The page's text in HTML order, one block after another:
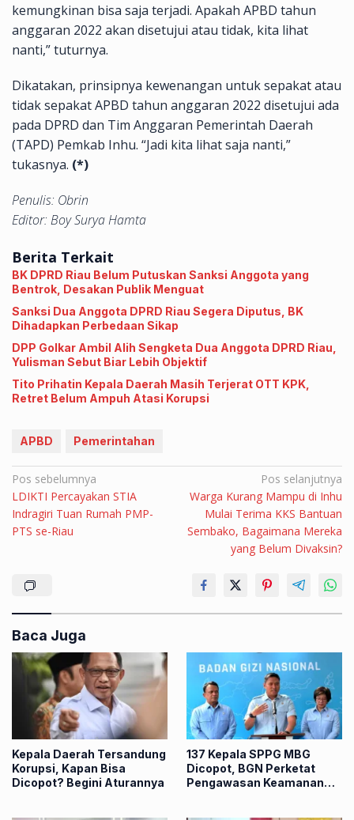
kemungkinan bisa saja terjadi. Apakah APBD tahun
anggaran 2022 akan disetujui atau tidak, kita lihat
nanti,” tuturnya.
Dikatakan, prinsipnya kewenangan untuk sepakat atau
tidak sepakat APBD tahun anggaran 2022 disetujui ada
pada DPRD dan Tim Anggaran Pemerintah Daerah
(TAPD) Pemkab Inhu. “Jadi kita lihat saja nanti,”
tukasnya. (*)
Penulis: Obrin
Editor: Boy Surya Hamta
Berita Terkait
BK DPRD Riau Belum Putuskan Sanksi Anggota yang
Bentrok, Desakan Publik Menguat
Sanksi Dua Anggota DPRD Riau Segera Diputus, BK
Dihadapkan Perbedaan Sikap
DPP Golkar Ambil Alih Sengketa Dua Anggota DPRD Riau,
Yulisman Sebut Biar Lebih Objektif
Tito Prihatin Kepala Daerah Masih Terjerat OTT KPK,
Retret Belum Ampuh Atasi Korupsi
APBD Pemerintahan
Navigasi
pos
Pos sebelumnya
LDIKTI Percayakan STIA
Indragiri Tuan Rumah PMP-
PTS se-Riau
Pos selanjutnya
Warga Kurang Mampu di Inhu
Mulai Terima KKS Bantuan
Sembako, Bagaimana Mereka
yang Belum Divaksin?
Baca Juga
Kepala Daerah Tersandung
Korupsi, Kapan Bisa
Dicopot? Begini Aturannya
137 Kepala SPPG MBG
Dicopot, BGN Perketat
Pengawasan Keamanan